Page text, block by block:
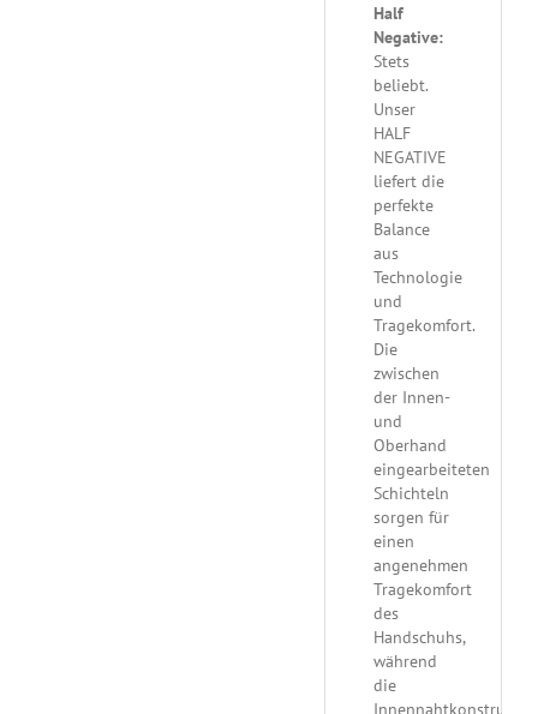
Half
Negative:
Stets
beliebt.
Unser
HALF
NEGATIVE
liefert die
perfekte
Balance
aus
Technologie
und
Tragekomfort.
Die
zwischen
der Innen-
und
Oberhand
eingearbeiteten
Schichteln
sorgen für
einen
angenehmen
Tragekomfort
des
Handschuhs,
während
die